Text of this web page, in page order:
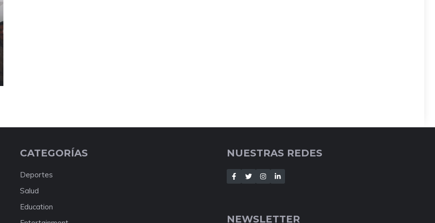
CATEGORÍAS
Deportes
Salud
Education
NUESTRAS REDES
NEWSLETTER